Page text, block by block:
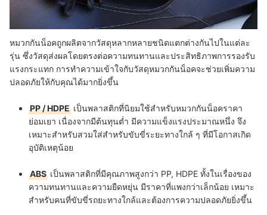
หมวกกันน็อคถูกผลิตจากวัสดุหลากหลายชนิดแตกต่างกันไปในแต่ละ
รุ่น ซึ่งวัสดุส่งผลโดยตรงต่อความทนทานและประสิทธิภาพการรองรับ
แรงกระแทก การทำความเข้าใจกับวัสดุหมวกกันน็อคจะช่วยเพิ่มความ
ปลอดภัยให้กับคุณได้มากยิ่งขึ้น
PP / HDPE เป็นพลาสติกที่นิยมใช้สำหรับหมวกกันน็อคราคา
ย่อมเยา เนื่องจากมีต้นทุนต่ำ มีความแข็งแรงประมาณหนึ่ง จึง
เหมาะสำหรับสวมใส่สำหรับขับขี่ระยะทางใกล้ ๆ ที่มีโอกาสเกิด
อุบัติเหตุน้อย
ABS เป็นพลาสติกที่มีคุณภาพสูงกว่า PP, HDPE ทั้งในเรื่องของ
ความทนทานและความยืดหยุ่น มีราคาที่แพงกว่าเล็กน้อย เหมาะ
สำหรับคนที่ขับขี่รถยะทางใกล้และต้องการความปลอดภัยยิ่งขึ้น